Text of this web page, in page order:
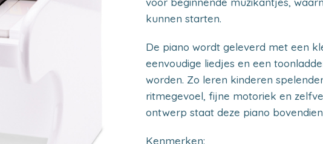
kunnen starten.
De piano wordt geleverd met een
eenvoudige liedjes en een
worden. Zo leren kinderen
ritmegevoel, fijne motoriek en
ontwerp staat deze piano
Kenmerken: